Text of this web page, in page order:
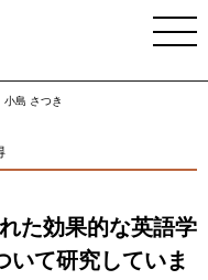
小島 さつき
た効果的な英語学
いて研究していま